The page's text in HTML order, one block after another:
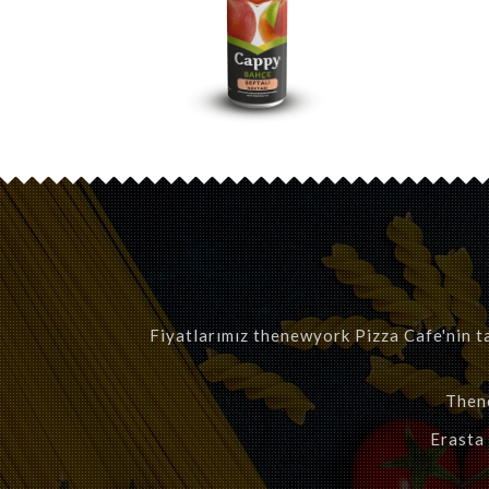
Fiyatlarımız thenewyork Pizza Cafe'nin
Erasta